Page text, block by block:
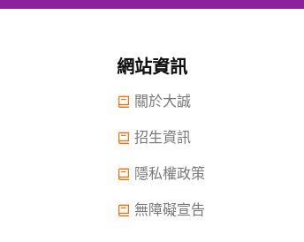
網站資訊
關於大誠
招生資訊
隱私權政策
無障礙宣告